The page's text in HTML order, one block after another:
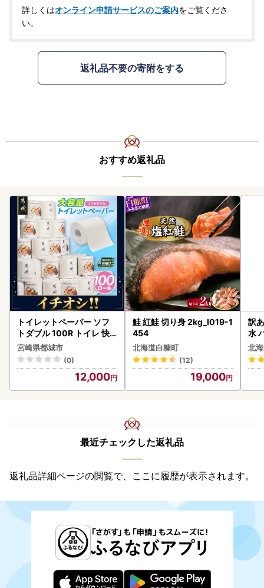
詳しくはオンライン申請サービスのご案内をご覧くださ
い。
返礼品不要の寄附をする
おすすめ返礼品
トイレットペーパー ソフ
トダブル 100R トイレ 快
速〔12-I5-TP100-R〕
宮崎県都城市
(0)
12,000
鮭 紅鮭 切り身 2kg_I019-1
454
北海道白糠町
(12)
19,000
訳
水
ク
付
海
取
北
最近チェックした返礼品
返礼品詳細ページの閲覧で、ここに履歴が表示されます。